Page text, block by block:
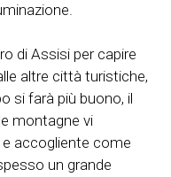
di Assisi per capire
altre città turistiche,
si farà più buono, il
montagne vi
accogliente come
un grande